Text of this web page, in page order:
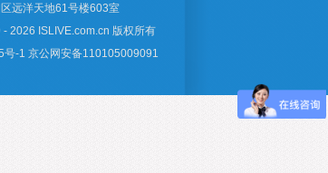
远洋天地61号楼603室
2026 ISLIVE.com.cn 版权所有
号-1 京公网安备110105009091